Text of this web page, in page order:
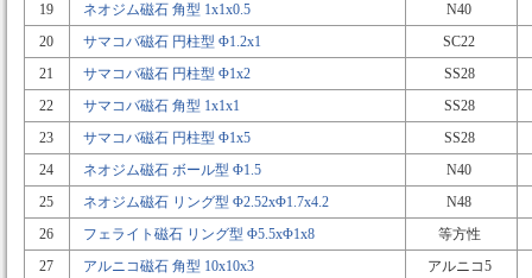
19
ネオジム磁石 角型 1x1x0.5
N40
20
サマコバ磁石 円柱型 Φ1.2x1
SC22
21
サマコバ磁石 円柱型 Φ1x2
SS28
22
サマコバ磁石 角型 1x1x1
SS28
23
サマコバ磁石 円柱型 Φ1x5
SS28
24
ネオジム磁石 ボール型 Φ1.5
N40
25
ネオジム磁石 リング型 Φ2.52xΦ1.7x4.2
N48
26
フェライト磁石 リング型 Φ5.5xΦ1x8
等方性
27
アルニコ磁石 角型 10x10x3
アルニコ5